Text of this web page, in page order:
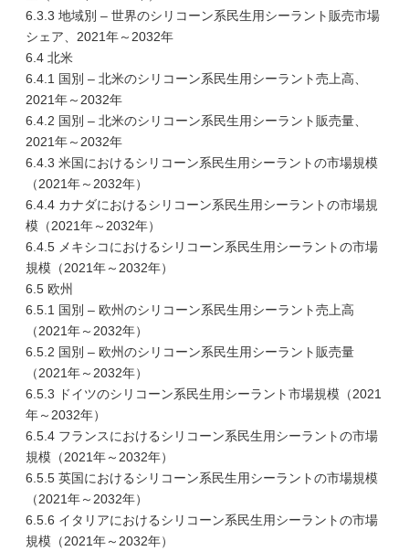
6.3.3 地域別 – 世界のシリコーン系民生用シーラント販売市場
シェア、2021年～2032年
6.4 北米
6.4.1 国別 – 北米のシリコーン系民生用シーラント売上高、
2021年～2032年
6.4.2 国別 – 北米のシリコーン系民生用シーラント販売量、
2021年～2032年
6.4.3 米国におけるシリコーン系民生用シーラントの市場規模
（2021年～2032年）
6.4.4 カナダにおけるシリコーン系民生用シーラントの市場規
模（2021年～2032年）
6.4.5 メキシコにおけるシリコーン系民生用シーラントの市場
規模（2021年～2032年）
6.5 欧州
6.5.1 国別 – 欧州のシリコーン系民生用シーラント売上高
（2021年～2032年）
6.5.2 国別 – 欧州のシリコーン系民生用シーラント販売量
（2021年～2032年）
6.5.3 ドイツのシリコーン系民生用シーラント市場規模（2021
年～2032年）
6.5.4 フランスにおけるシリコーン系民生用シーラントの市場
規模（2021年～2032年）
6.5.5 英国におけるシリコーン系民生用シーラントの市場規模
（2021年～2032年）
6.5.6 イタリアにおけるシリコーン系民生用シーラントの市場
規模（2021年～2032年）